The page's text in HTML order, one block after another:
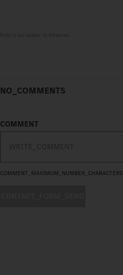
NO_COMMENTS
COMMENT
COMMENT_MAXIMUM_NUMBER_CHARACTERS